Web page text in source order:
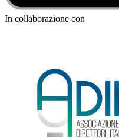
In collaborazione con